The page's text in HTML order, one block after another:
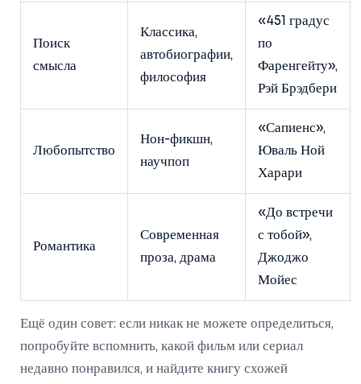
Поиск
смысла
Классика,
автобиографии,
философия
«451 градус
по
Фаренгейту»,
Рэй Брэдбери
Любопытство
Нон-фикшн,
научпоп
«Сапиенс»,
Юваль Ной
Харари
Романтика
Современная
проза, драма
«До встречи
с тобой»,
Джоджо
Мойес
Ещё один совет: если никак не можете определиться,
попробуйте вспомнить, какой фильм или сериал
недавно понравился, и найдите книгу схожей